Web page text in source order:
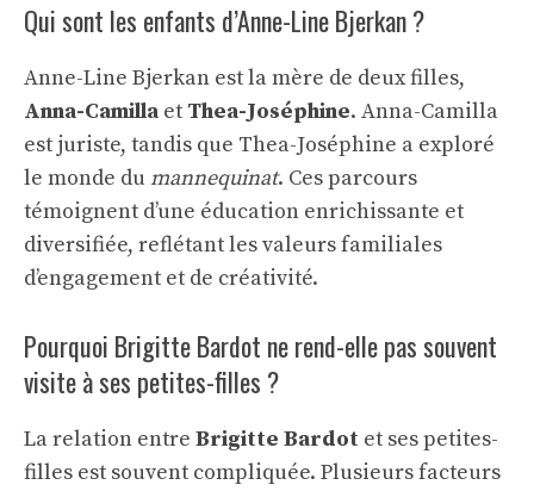
Qui sont les enfants d’Anne-Line Bjerkan ?
Anne-Line Bjerkan est la mère de deux filles,
Anna-Camilla et Thea-Joséphine. Anna-Camilla
est juriste, tandis que Thea-Joséphine a exploré
le monde du mannequinat. Ces parcours
témoignent d’une éducation enrichissante et
diversifiée, reflétant les valeurs familiales
d’engagement et de créativité.
Pourquoi Brigitte Bardot ne rend-elle pas souvent
visite à ses petites-filles ?
La relation entre Brigitte Bardot et ses petites-
filles est souvent compliquée. Plusieurs facteurs